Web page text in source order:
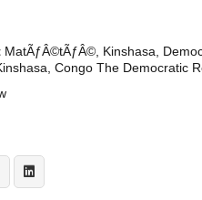
MatÃƒÂ©tÃƒÂ©, Kinshasa,
Congo The Democratic